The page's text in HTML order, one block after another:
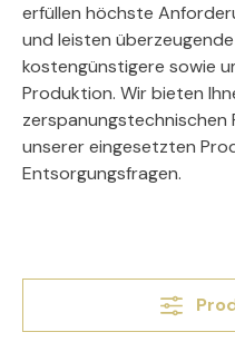
erfüllen höchste
und leisten
kostengünstigere sowie
Produktion. Wir bieten
zerspanungstechnischen
unserer eingesetzten
Entsorgungsfragen.